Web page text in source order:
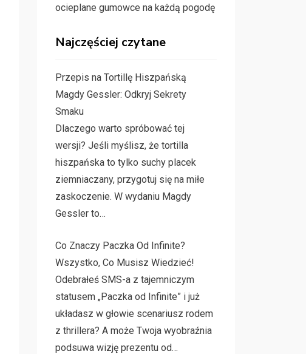
ocieplane gumowce na każdą pogodę
Najczęściej czytane
Przepis na Tortillę Hiszpańską
Magdy Gessler: Odkryj Sekrety
Smaku
Dlaczego warto spróbować tej
wersji? Jeśli myślisz, że tortilla
hiszpańska to tylko suchy placek
ziemniaczany, przygotuj się na miłe
zaskoczenie. W wydaniu Magdy
Gessler to…
Co Znaczy Paczka Od Infinite?
Wszystko, Co Musisz Wiedzieć!
Odebrałeś SMS-a z tajemniczym
statusem „Paczka od Infinite” i już
układasz w głowie scenariusz rodem
z thrillera? A może Twoja wyobraźnia
podsuwa wizję prezentu od…